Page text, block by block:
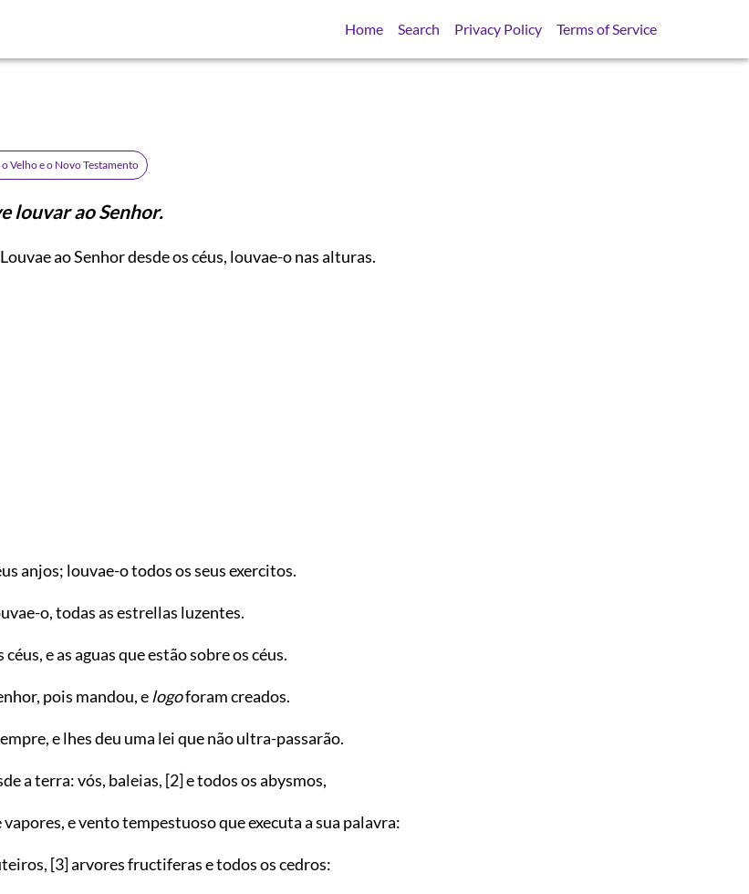
Home Search Privacy Policy Terms of Service
Velho e o Novo Testamento
louvar ao Senhor.
ao Senhor desde os céus, louvae-o nas alturas.
anjos; louvae-o todos os seus exercitos.
o, todas as estrellas luzentes.
céus, e as aguas que estão sobre os céus.
pois mandou, elogoforam creados.
e lhes deu uma lei que não ultra-passarão.
a terra: vós, baleias, [2]e todos os abysmos,
vapores, e vento tempestuoso que executa a sua palavra:
[3]arvores fructiferas e todos os cedros: